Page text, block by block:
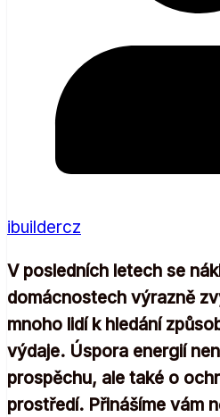
ibuildercz
V posledních letech se
domácnostech výrazně
mnoho lidí k hledání
výdaje. Úspora energií
prospěchu, ale také o
prostředí. Přinášíme vám